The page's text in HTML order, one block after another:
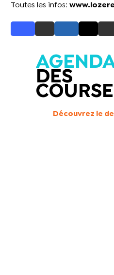
Toutes les infos:
DES
Découvrez le